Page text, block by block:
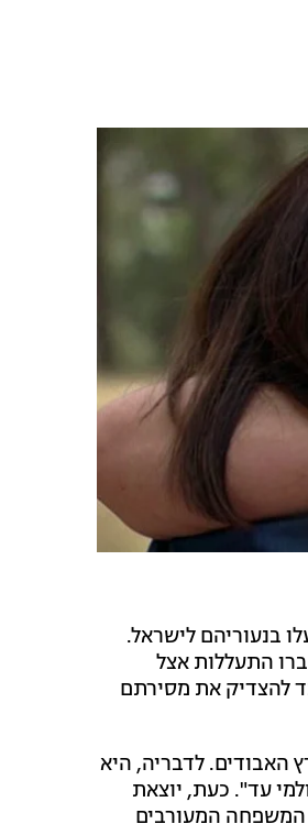
בנעוריהם לישראל.
התעללות אצל
להצדיק את מסירתם
האבודים. לדבריה, היא
עד". כעת, יוצאת
30 שנה, אולי גם הפעם בני המשפחה המעורבים